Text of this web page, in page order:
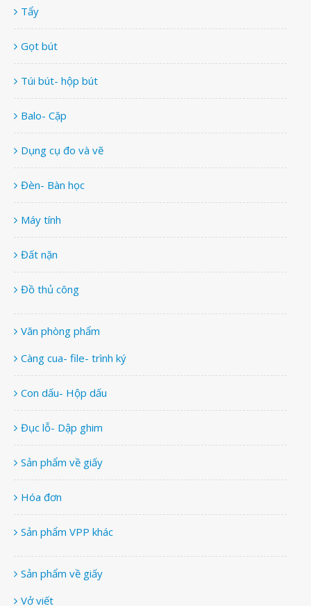
Tẩy
Gọt bút
Túi bút- hộp bút
Balo- Cặp
Dụng cụ đo và vẽ
Đèn- Bàn học
Máy tính
Đất nặn
Đồ thủ công
Văn phòng phẩm
Càng cua- file- trình ký
Con dấu- Hộp dấu
Đục lỗ- Dập ghim
Sản phẩm về giấy
Hóa đơn
Sản phẩm VPP khác
Sản phẩm về giấy
Vở viết